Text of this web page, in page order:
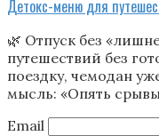
Детокс-меню для
🌿 Отпуск без
путешествий без
поездку, чемодан
мысль: «Опять
Email